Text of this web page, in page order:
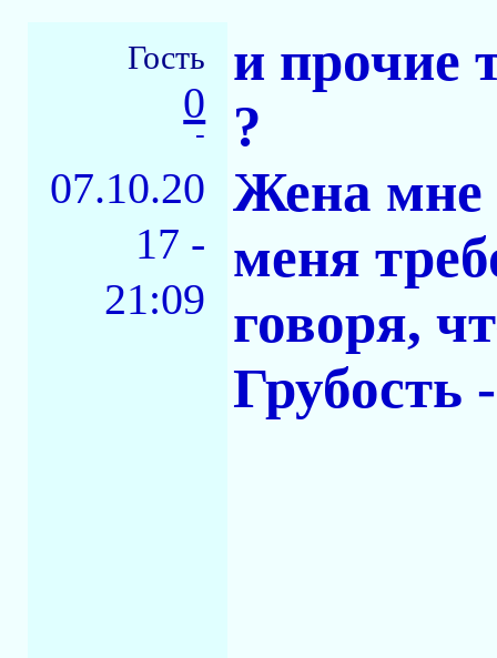
Гость
0
-
07.10.20
17 -
21:09
и прочие
?
Жена мне
меня
говоря,
Грубость